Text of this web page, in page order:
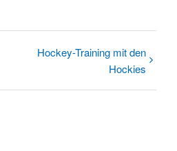
Hockey-Training mit den
Hockies